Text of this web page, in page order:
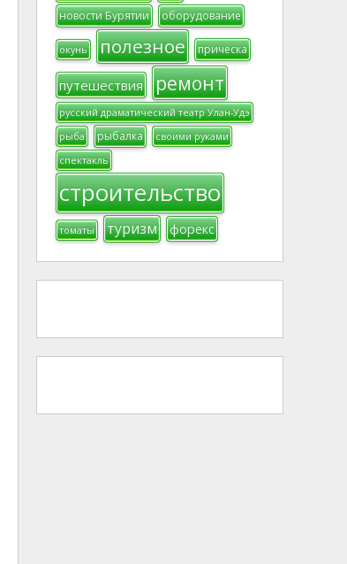
новости Бурятии
оборудование
окунь полезное прическа
путешествия ремонт
русский драматический театр Улан-Удэ
рыба
рыбалка
своими руками
спектакль
строительство
томаты туризм форекс